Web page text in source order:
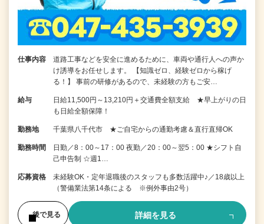
仕事内容
道路工事などを安全に進めるために、車両や通行人への声か
け誘導をお任せします。 【知識ゼロ、経験ゼロから稼げ
る！】 事前の研修があるので、未経験の方もご安…
給与
日給11,500円～13,210円＋交通費全額支給 ★早上がりの日
も日給全額保障！
勤務地 千葉県八千代市 ★ご自宅からの通勤考慮＆直行直帰OK
勤務時間
日勤／8：00～17：00 夜勤／20：00～翌5：00 ★シフト自
己申告制 ☆週1…
応募資格
未経験OK・定年退職後のスタッフも多数活躍中♪／18歳以上
（警備業法第14条による ※例外事由2号）
後で見る 詳細を見る